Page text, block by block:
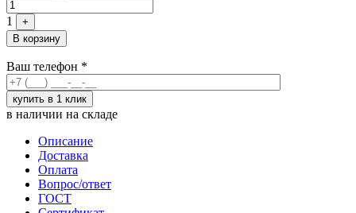
1
+
В корзину
Ваш телефон *
в наличии на складе
Описание
Доставка
Оплата
Вопрос/ответ
ГОСТ